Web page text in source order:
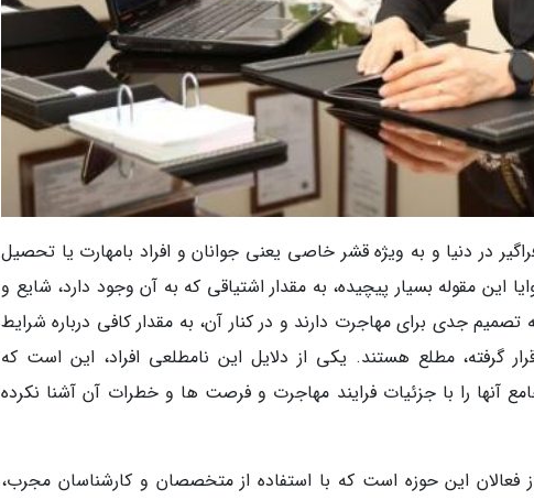
در دنیا و به ویژه قشر خاصی یعنی جوانان و افراد بامهارت یا تحصیل
این مقوله بسیار پیچیده، به مقدار اشتیاقی که به آن وجود دارد، شایع و
جدی برای مهاجرت دارند و در کنار آن، به مقدار کافی درباره شرایط
گرفته، مطلع هستند. یکی از دلایل این نامطلعی افراد، این است که
آنها را با جزئیات فرایند مهاجرت و فرصت ها و خطرات آن آشنا نکرده
این حوزه است که با استفاده از متخصصان و کارشناسان مجرب،